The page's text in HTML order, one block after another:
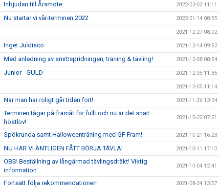
Inbjudan till Årsmöte 2022-02-02 11:11
Nu startar vi vår-terminen 2022 2022-01-14 08:55
2021-12-27 08:02
Inget Juldisco 2021-12-14 09:52
Med anledning av smittspridningen, träning & tävling! 2021-12-08 08:54
Junior - GULD 2021-12-05 11:35
2021-12-05 11:14
När man har roligt går tiden fort! 2021-11-26 13:34
Terminen tågar på framåt för fullt och nu är det snart
höstlov!
2021-10-22 07:21
Spökrunda samt Halloweenträning med GF Fram! 2021-10-21 16:23
NU HAR VI ÄNTLIGEN FÅTT BÖRJA TÄVLA! 2021-10-11 17:10
OBS! Beställning av långärmad tävlingsdräkt! Viktig
information.
2021-10-04 12:41
Fortsätt följa rekommendationer! 2021-08-24 13:57